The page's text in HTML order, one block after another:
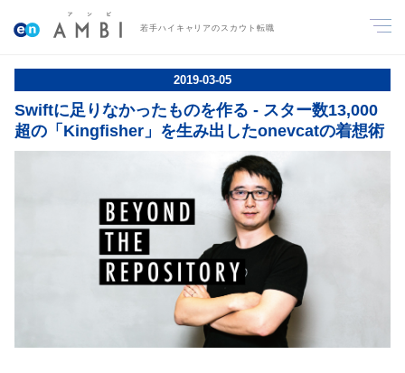
若手ハイキャリアのスカウト転職
2019-03-05
Swiftに足りなかったものを作る - スター数13,000
超の「Kingfisher」を生み出したonevcatの着想術